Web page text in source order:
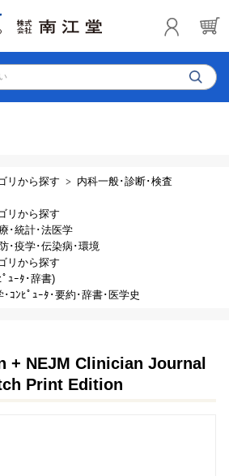
リから探す
内科一般･診断･検査
リから探す
･統計･法医学
･疫学･伝染病･環境
リから探す
ｭｰﾀ･辞書)
ｺﾝﾋﾟｭｰﾀ･要約･辞書･医学史
+ NEJM Clinician Journal
Print Edition